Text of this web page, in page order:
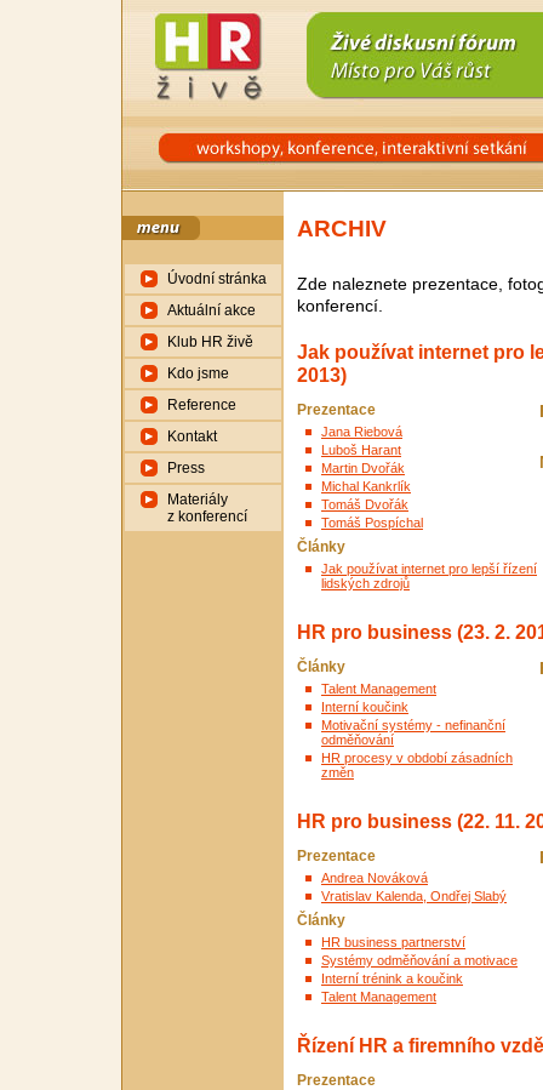
Úvodní stránka
Aktuální akce
Klub HR živě
Kdo jsme
Reference
Kontakt
Press
Materiály
z konferencí
ARCHIV
Zde naleznete prezentace,
konferencí.
Jak používat internet pro
2013)
Prezentace
Jana Riebová
Luboš Harant
Martin Dvořák
Michal Kankrlík
Tomáš Dvořák
Tomáš Pospíchal
Články
Jak používat internet pro lepší řízení
lidských zdrojů
HR pro business (23. 2.
Články
Talent Management
Interní koučink
Motivační systémy - nefinanční
odměňování
HR procesy v období zásadních
změn
HR pro business (22. 11.
Prezentace
Andrea Nováková
Vratislav Kalenda, Ondřej Slabý
Články
HR business partnerství
Systémy odměňování a motivace
Interní trénink a koučink
Talent Management
Řízení HR a firemního
Prezentace